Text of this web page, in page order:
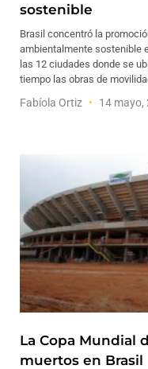
sostenible
Brasil concentró la
ambientalmente sostenible
las 12 ciudades donde se
tiempo las obras de
Fabíola Ortiz 14 mayo,
La Copa Mundial
muertos en Brasil